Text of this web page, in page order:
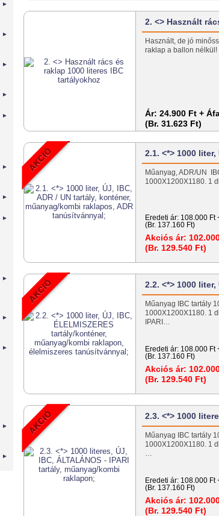
►
►
►
►
►
►
►
►
►
►
►
►
►
2. <> Használt
Használt, de jó
raklap a ballon nélkül!
Ár: 24.900 Ft +
(Br. 31.623 Ft)
2.1. <*> 1000
Műanyag, ADR/UN
1000X1200X1180. 1
Eredeti ár: 108.000 Ft
(Br. 137.160 Ft)
Akciós ár:
(Br. 129.540 Ft)
2.2. <*> 1000
Műanyag IBC tartály
1000X1200X1180. 1
IPARI…
Eredeti ár: 108.000 Ft
(Br. 137.160 Ft)
Akciós ár:
(Br. 129.540 Ft)
2.3. <*> 1000
Műanyag IBC tartály
1000X1200X1180. 1
…
Eredeti ár: 108.000 Ft
(Br. 137.160 Ft)
Akciós ár:
(Br. 129.540 Ft)